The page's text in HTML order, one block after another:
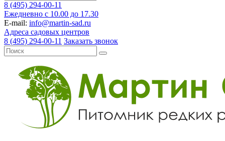
8 (495) 294-00-11
Ежедневно с 10.00 до 17.30
E-mail: info@martin-sad.ru
Адреса садовых центров
8 (495) 294-00-11 Заказать звонок